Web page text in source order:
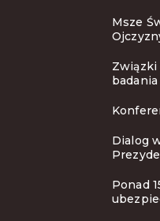
Msze
Związki
badania
Dialog
Ponad